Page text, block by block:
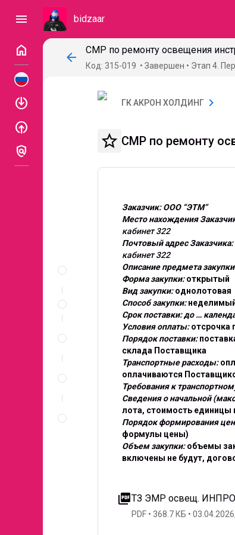
menu bidzaar
home
enable
enable
policy
arrow_back
СМР по ремонту освещения
Код: 315-019 Завершен Этап 4.
Спецификация
ГК АКРОН ХОЛДИНГ chevron_right
star_border СМР по ремонту
Заказчик: ООО “ЭТМ”
Место нахождения
кабинет 322
Почтовый адрес Заказчика:
кабинет 322
Описание предмета
Форма закупки:открытый
Вид закупки:однолотовая
Способ закупки:
Срок поставки: до …
Условия оплаты:отсрочка
Порядок поставки:
склада Поставщика
Транспортные расходы:
оплачиваются
Требования к
Сведения о начальной
лота, стоимость единицы
Порядок формирования
формулы цены)
Объем закупки:объемы
включены не будут,
picture_as_pdfТЗ ЭМР освещ. ИНПРО
PDF 368.7 КБ